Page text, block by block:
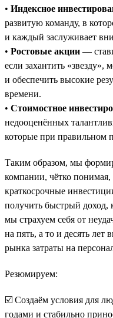
• Индексное
развитую команду, в
и каждый заслуживает
• Ростовые акции —
если захантить
и обеспечить высокие
времени.
• Стоимостное
недооценённых
которые при правильном
Таким образом, мы
компании, чётко понимая,
краткосрочные
получить быстрый доход,
мы страхуем себя от
на пять, а то и десять
рынка затраты на
Резюмируем:
☑️ Создаём условия для
годами и стабильно